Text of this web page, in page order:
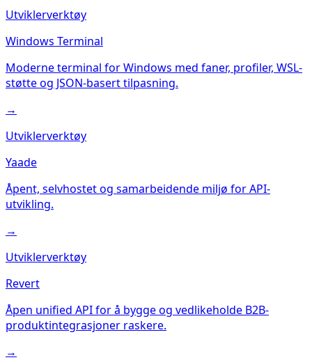
Utviklerverktøy
Windows Terminal
Moderne terminal for Windows med faner, profiler, WSL-
støtte og JSON-basert tilpasning.
→
Utviklerverktøy
Yaade
Åpent, selvhostet og samarbeidende miljø for API-
utvikling.
→
Utviklerverktøy
Revert
Åpen unified API for å bygge og vedlikeholde B2B-
produktintegrasjoner raskere.
→